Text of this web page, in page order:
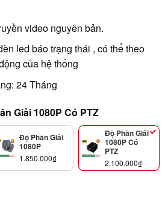
video nguyên bản.
led báo trạng thái , có thể theo
của hệ thống
24 Tháng
Giải 1080P Có PTZ
Độ Phân Giải
1080P
1.850.000₫
Độ Phân Giải
1080P Có
PTZ
2.100.000₫